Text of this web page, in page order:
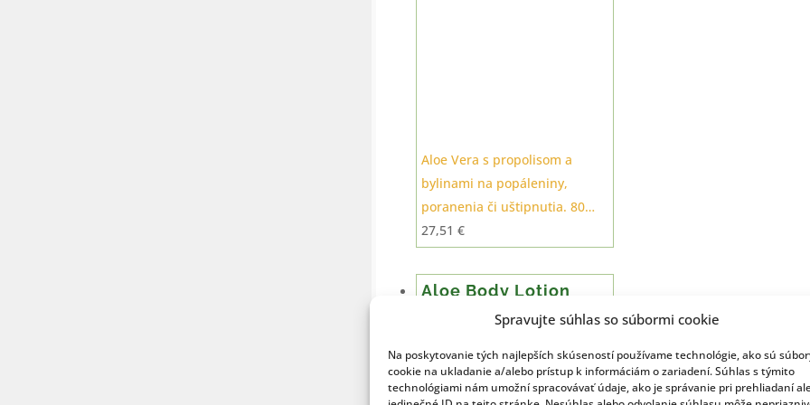
Spravujte súhlas so súbormi cookie
Na poskytovanie tých najlepších skúseností používame technológie, ako sú
cookie na ukladanie a/alebo prístup k informáciám o zariadení. Súhlas s týmito
technológiami nám umožní spracovávať údaje, ako je správanie pri prehliadaní
Aloe Vera s propolisom a
bylinami na popáleniny,
poranenia či uštipnutia. 80…
27,51€
Aloe Body Lotion